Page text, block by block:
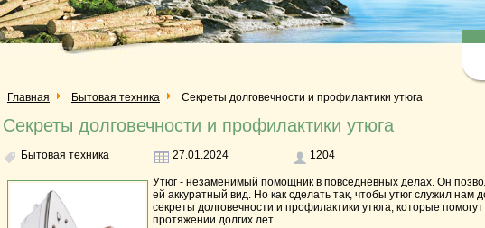
Главная Бытовая техника Секреты долговечности и профилактики утюга
Секреты долговечности и профилактики утюга
Бытовая техника 27.01.2024 1204
Утюг - незаменимый помощник в повседневных делах. Он
ей аккуратный вид. Но как сделать так, чтобы утюг служил нам
секреты долговечности и профилактики утюга, которые
протяжении долгих лет.